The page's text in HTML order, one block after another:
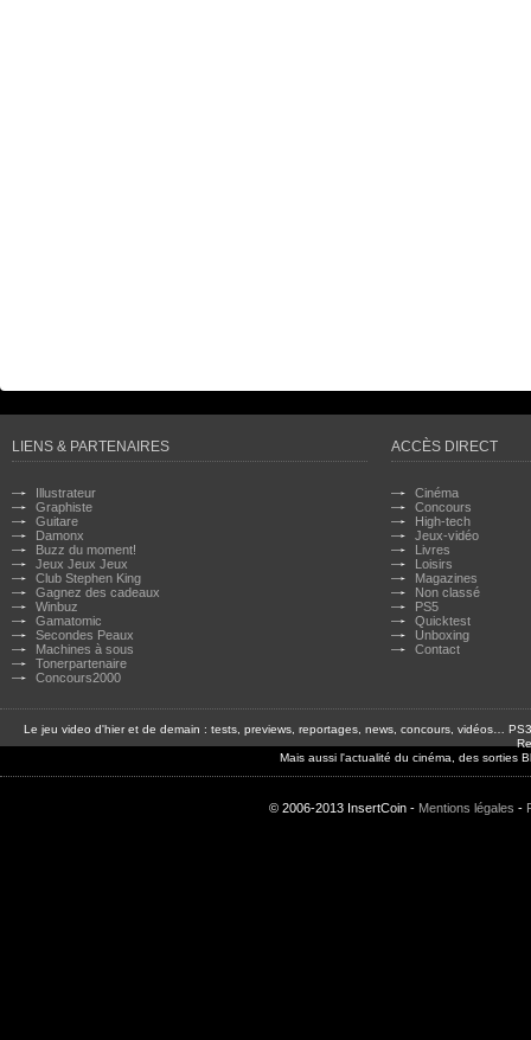
LIENS & PARTENAIRES
Illustrateur
Graphiste
Guitare
Damonx
Buzz du moment!
Jeux Jeux Jeux
Club Stephen King
Gagnez des cadeaux
Winbuz
Gamatomic
Secondes Peaux
Machines à sous
Tonerpartenaire
Concours2000
ACCÈS DIRECT
Cinéma
Concours
High-tech
Jeux-vidéo
Livres
Loisirs
Magazines
Non classé
PS5
Quicktest
Unboxing
Contact
Le jeu video d'hier et de demain : tests, previews, reportages, news, concours, vidéos…
Mais aussi l'actualité du cinéma, des sorties
© 2006-2013 InsertCoin - Mentions légales -